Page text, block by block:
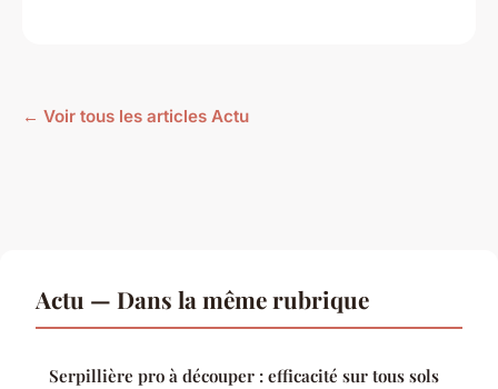
← Voir tous les articles Actu
Actu — Dans la même rubrique
Serpillière pro à découper : efficacité sur tous sols